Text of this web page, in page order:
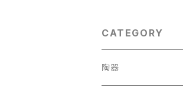
CATEGORY
陶器